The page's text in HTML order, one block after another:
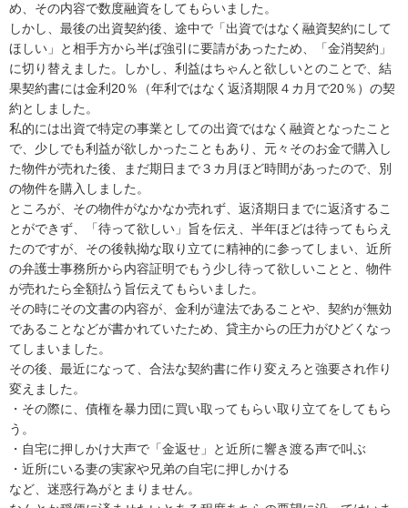
め、その内容で数度融資をしてもらいました。
しかし、最後の出資契約後、途中で「出資ではなく融資契約にして
ほしい」と相手方から半ば強引に要請があったため、「金消契約」
に切り替えました。しかし、利益はちゃんと欲しいとのことで、結
果契約書には金利20％（年利ではなく返済期限４カ月で20％）の契
約としました。
私的には出資で特定の事業としての出資ではなく融資となったこと
で、少しでも利益が欲しかったこともあり、元々そのお金で購入し
た物件が売れた後、まだ期日まで３カ月ほど時間があったので、別
の物件を購入しました。
ところが、その物件がなかなか売れず、返済期日までに返済するこ
とができず、「待って欲しい」旨を伝え、半年ほどは待ってもらえ
たのですが、その後執拗な取り立てに精神的に参ってしまい、近所
の弁護士事務所から内容証明でもう少し待って欲しいことと、物件
が売れたら全額払う旨伝えてもらいました。
その時にその文書の内容が、金利が違法であることや、契約が無効
であることなどが書かれていたため、貸主からの圧力がひどくなっ
てしまいました。
その後、最近になって、合法な契約書に作り変えろと強要され作り
変えました。
・その際に、債権を暴力団に買い取ってもらい取り立てをしてもら
う。
・自宅に押しかけ大声で「金返せ」と近所に響き渡る声で叫ぶ
・近所にいる妻の実家や兄弟の自宅に押しかける
など、迷惑行為がとまりません。